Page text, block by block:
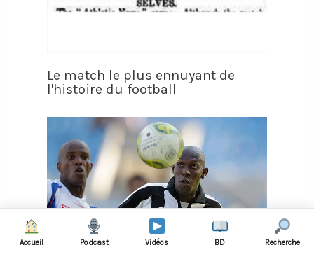
Le match le plus ennuyant de
l'histoire du football
Accueil Podcast Vidéos BD Recherche